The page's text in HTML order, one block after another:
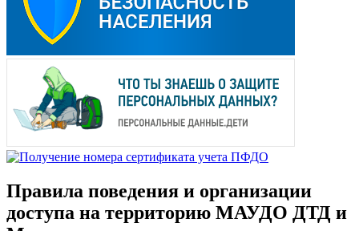
Правила поведения и организации
доступа на территорию МАУДО ДТД и